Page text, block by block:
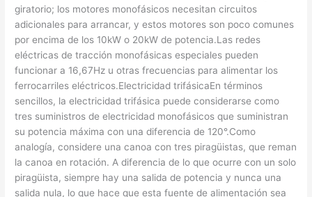
giratorio; los motores monofásicos necesitan circuitos
adicionales para arrancar, y estos motores son poco comunes
por encima de los 10kW o 20kW de potencia.Las redes
eléctricas de tracción monofásicas especiales pueden
funcionar a 16,67Hz u otras frecuencias para alimentar los
ferrocarriles eléctricos.Electricidad trifásicaEn términos
sencillos, la electricidad trifásica puede considerarse como
tres suministros de electricidad monofásicos que suministran
su potencia máxima con una diferencia de 120°.Como
analogía, considere una canoa con tres piragüistas, que reman
la canoa en rotación. A diferencia de lo que ocurre con un solo
piragüista, siempre hay una salida de potencia y nunca una
salida nula, lo que hace que esta fuente de alimentación sea